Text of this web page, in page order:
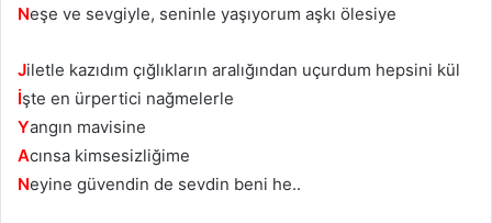
Neşe ve sevgiyle, seninle yaşıyorum aşkı ölesiye
Jiletle kazıdım çığlıkların aralığından uçurdum hepsini kül
İşte en ürpertici nağmelerle
Yangın mavisine
Acınsa kimsesizliğime
Neyine güvendin de sevdin beni he..